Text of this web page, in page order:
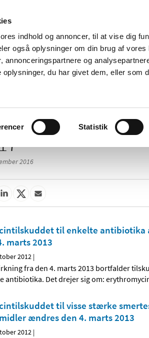
indhold og annoncer, til at vise dig
også oplysninger om din brug af
annonceringspartnere og
du har givet dem, eller som
Statistik
Nyheder Om os
Tilskud og
Apoteker og
2016
til enkelte antibiotika
marts 2013
2012 |
fra den 4. marts 2013 bortfalder
antibiotika. Det drejer sig om:
til visse stærke
ændres den 4. marts 2013
2012 |